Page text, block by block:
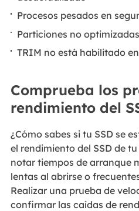
Procesos pesados en
Particiones no
TRIM no está habilitado
Comprueba los
rendimiento del
¿Cómo sabes si tu SSD se
el rendimiento del SSD de
notar tiempos de arranque
lentas al abrirse o
Realizar una prueba de
confirmar las caídas de